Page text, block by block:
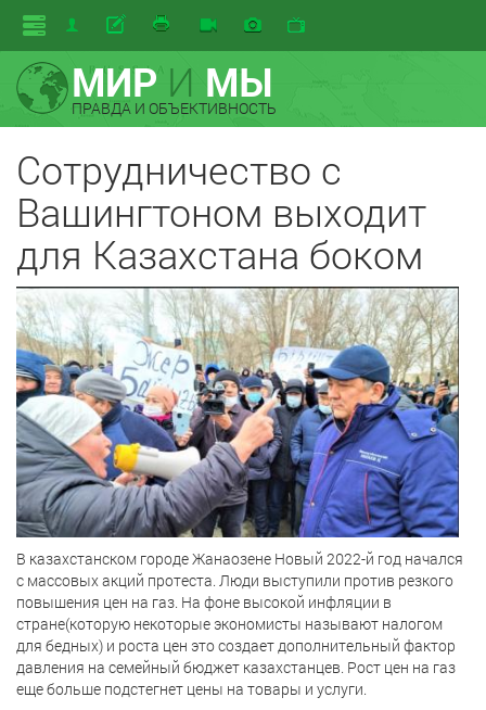
МИРИ МЫ
ПРАВДА И ОБЪЕКТИВНОСТЬ
Сотрудничество с
Вашингтоном выходит
для Казахстана боком
В казахстанском городе Жанаозене Новый 2022-й год начался
с массовых акций протеста. Люди выступили против резкого
повышения цен на газ. На фоне высокой инфляции в
стране(которую некоторые экономисты называют налогом
для бедных) и роста цен это создает дополнительный фактор
давления на семейный бюджет казахстанцев. Рост цен на газ
еще больше подстегнет цены на товары и услуги.